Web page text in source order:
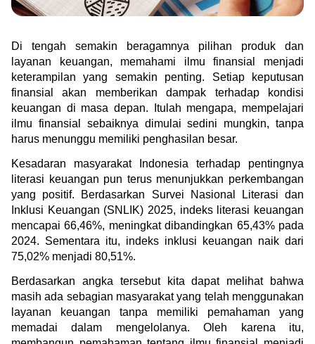
Jual emas kamu ke Treasury
Green Gold
Profile
Tata Kelola
Di tengah semakin beragamnya pilihan produk dan
layanan keuangan, memahami ilmu finansial menjadi
keterampilan yang semakin penting. Setiap keputusan
finansial akan memberikan dampak terhadap kondisi
keuangan di masa depan. Itulah mengapa, mempelajari
ilmu finansial sebaiknya dimulai sedini mungkin, tanpa
harus menunggu memiliki penghasilan besar.
Kesadaran masyarakat Indonesia terhadap pentingnya
literasi keuangan pun terus menunjukkan perkembangan
yang positif. Berdasarkan Survei Nasional Literasi dan
Inklusi Keuangan (SNLIK) 2025, indeks literasi keuangan
mencapai 66,46%, meningkat dibandingkan 65,43% pada
2024. Sementara itu, indeks inklusi keuangan naik dari
75,02% menjadi 80,51%.
Berdasarkan angka tersebut kita dapat melihat bahwa
masih ada sebagian masyarakat yang telah menggunakan
layanan keuangan tanpa memiliki pemahaman yang
memadai dalam mengelolanya. Oleh karena itu,